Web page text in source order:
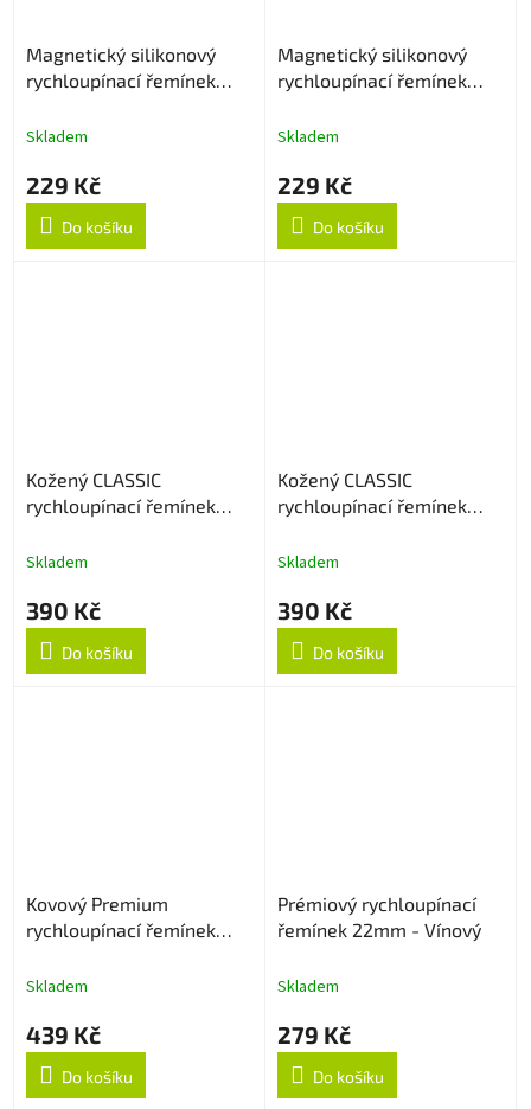
Magnetický silikonový
rychloupínací řemínek
Skladem
229 Kč
Do košíku
Magnetický silikonový
rychloupínací řemínek
Skladem
229 Kč
Do košíku
Kožený CLASSIC
rychloupínací řemínek
Skladem
390 Kč
Do košíku
Kožený CLASSIC
rychloupínací řemínek
Skladem
390 Kč
Do košíku
Kovový Premium
rychloupínací řemínek
Skladem
439 Kč
Do košíku
Prémiový rychloupínací
řemínek 22mm - Vínový
Skladem
279 Kč
Do košíku